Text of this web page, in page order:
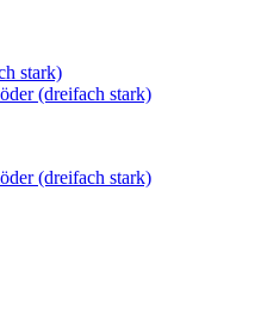
stark)
(dreifach stark)
(dreifach stark)